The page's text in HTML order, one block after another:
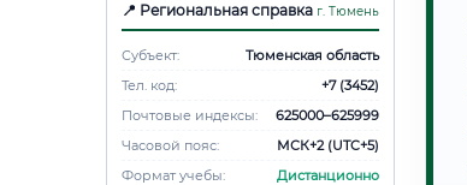
📍 Региональная справка г. Тюмень
Субъект:
Тюменская область
Тел. код:
+7 (3452)
Почтовые индексы:
625000–625999
Часовой пояс:
МСК+2 (UTC+5)
Формат учебы:
Дистанционно